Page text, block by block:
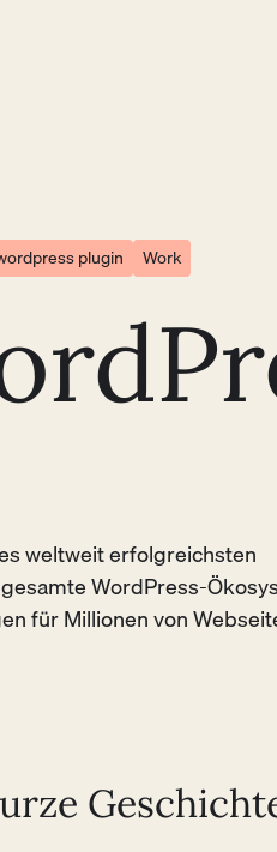
plugin Work
weltweit erfolgreichsten
WordPress-
für Millionen von